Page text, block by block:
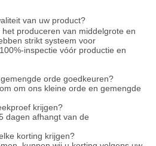
van uw product?
produceren van middelgrote en
strikt systeem voor
inspectie vóór productie en
orde goedkeuren?
om ons kleine orde en gemengde
krijgen?
dagen afhangt van de
korting krijgen?